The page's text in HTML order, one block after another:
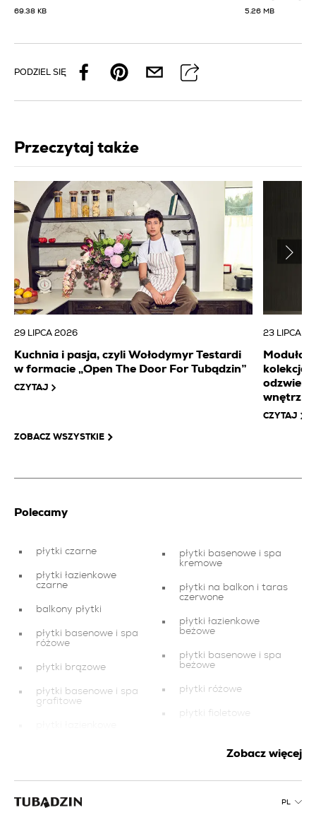
69.38 KB 5.26 MB
PODZIEL SIĘ
Przeczytaj także
29 LIPCA 2026
Kuchnia i pasja, czyli Wołodymyr Testardi
w formacie „Open The Door For Tubądzin”
CZYTAJ
23 LIPCA
kolekcja
wnętrz
CZYTAJ
ZOBACZ WSZYSTKIE
Polecamy
płytki czarne
płytki łazienkowe
czarne
balkony płytki
płytki basenowe i spa
różowe
płytki brązowe
płytki basenowe i spa
grafitowe
czerwone
płytki na balkon i taras
płytki basenowe i spa
kremowe
płytki na balkon i taras
czerwone
płytki łazienkowe
beżowe
płytki basenowe i spa
beżowe
płytki różowe
płytki fioletowe
żółte
Zobacz więcej
PL